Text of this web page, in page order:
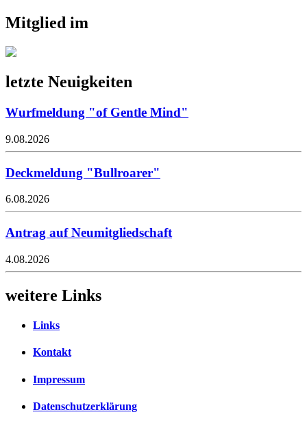
Mitglied im
letzte Neuigkeiten
Wurfmeldung "of Gentle Mind"
9.08.2026
Deckmeldung "Bullroarer"
6.08.2026
Antrag auf Neumitgliedschaft
4.08.2026
weitere Links
Links
Kontakt
Impressum
Datenschutzerklärung